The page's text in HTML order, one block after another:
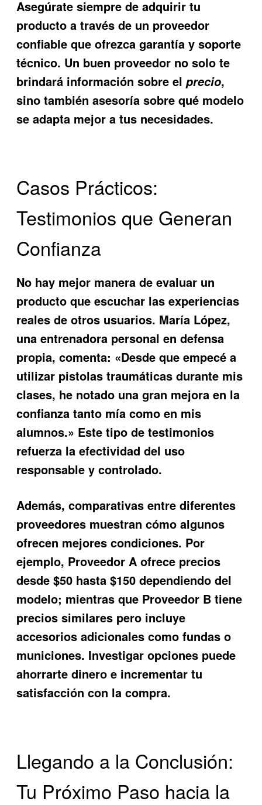
Asegúrate siempre de adquirir tu
producto a través de un proveedor
confiable que ofrezca garantía y soporte
técnico. Un buen proveedor no solo te
brindará información sobre elprecio,
sino también asesoría sobre qué modelo
se adapta mejor a tus necesidades.
Casos Prácticos:
Testimonios que Generan
Confianza
No hay mejor manera de evaluar un
producto que escuchar las experiencias
reales de otros usuarios. María López,
una entrenadora personal en defensa
propia, comenta: «Desde que empecé a
utilizar pistolas traumáticas durante mis
clases, he notado una gran mejora en la
confianza tanto mía como en mis
alumnos.» Este tipo de testimonios
refuerza la efectividad del uso
responsable y controlado.
Además, comparativas entre diferentes
proveedores muestran cómo algunos
ofrecen mejores condiciones. Por
ejemplo, Proveedor A ofrece precios
desde $50 hasta $150 dependiendo del
modelo; mientras que Proveedor B tiene
precios similares pero incluye
accesorios adicionales como fundas o
municiones. Investigar opciones puede
ahorrarte dinero e incrementar tu
satisfacción con la compra.
Llegando a la Conclusión:
Tu Próximo Paso hacia la